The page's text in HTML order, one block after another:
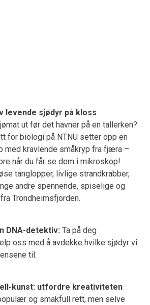
levende sjødyr på kloss
ut før det havner på en tallerken?
for biologi på NTNU setter opp en
med kravlende småkryp fra fjæra –
når du får se dem i mikroskop!
tanglopper, livlige strandkrabber,
andre spennende, spiselige og
Trondheimsfjorden.
DNA-detektiv: Ta på deg
oss med å avdekke hvilke sjødyr vi
til.
kunst: utfordre kreativiteten
og smakfull rett, men selve